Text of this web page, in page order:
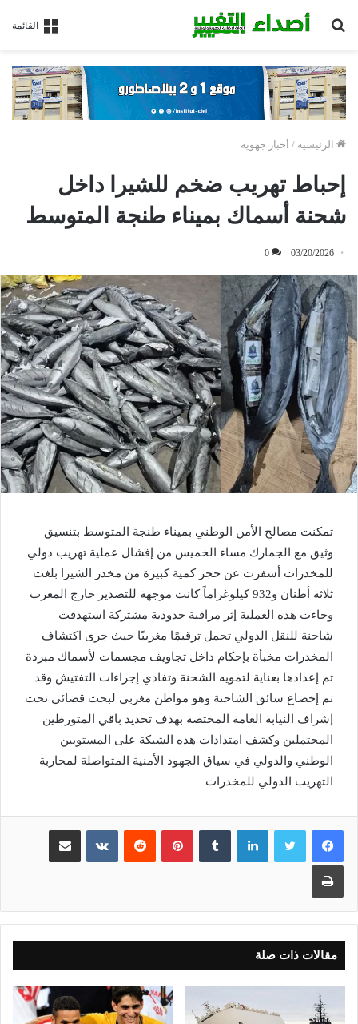
القائمة
الرئيسية / أخبار جهوية
إحباط تهريب ضخم للشيرا داخل
شحنة أسماك بميناء طنجة المتوسط
03/20/2026
0
تمكنت مصالح الأمن الوطني بميناء طنجة المتوسط بتنسيق
وثيق مع الجمارك مساء الخميس من إفشال عملية تهريب دولي
للمخدرات أسفرت عن حجز كمية كبيرة من مخدر الشيرا بلغت
ثلاثة أطنان و932 كيلوغراماً كانت موجهة للتصدير خارج المغرب
وجاءت هذه العملية إثر مراقبة حدودية مشتركة استهدفت
شاحنة للنقل الدولي تحمل ترقيمًا مغربيًا حيث جرى اكتشاف
المخدرات مخبأة بإحكام داخل تجاويف مجسمات لأسماك مبردة
تم إعدادها بعناية لتمويه الشحنة وتفادي إجراءات التفتيش وقد
تم إخضاع سائق الشاحنة وهو مواطن مغربي لبحث قضائي تحت
إشراف النيابة العامة المختصة بهدف تحديد باقي المتورطين
المحتملين وكشف امتدادات هذه الشبكة على المستويين
الوطني والدولي في سياق الجهود الأمنية المتواصلة لمحاربة
التهريب الدولي للمخدرات
لينكدإن بينتيريست مشاركة عبر البريد
طباعة
مقالات ذات صلة